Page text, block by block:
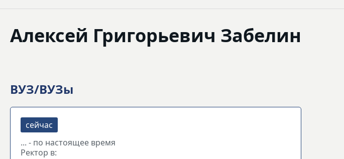
Алексей Григорьевич Забелин
ВУЗ/ВУЗы
... - по настоящее время
Ректор в: